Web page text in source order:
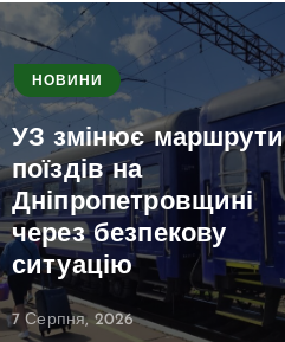
НОВИНИ
УЗ змінює маршрути
поїздів на
Дніпропетровщині
через безпекову
ситуацію
7 Серпня, 2026